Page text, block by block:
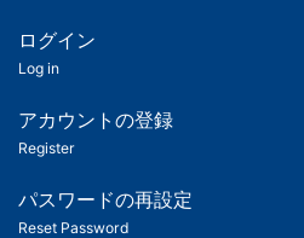
ツ
匿
名
ユ
ー
ログイン
Log in
アカウントの登録
Register
パスワードの再設定
Reset Password